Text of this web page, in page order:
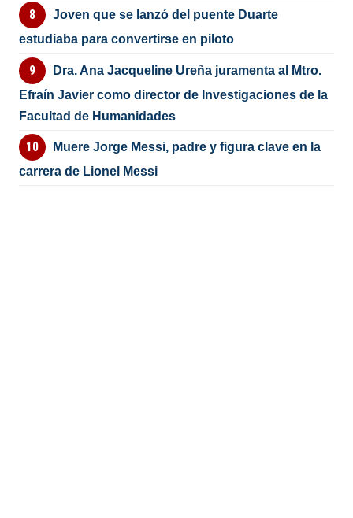
Joven que se lanzó del puente Duarte
estudiaba para convertirse en piloto
Dra. Ana Jacqueline Ureña juramenta al Mtro.
Efraín Javier como director de Investigaciones de la
Facultad de Humanidades
Muere Jorge Messi, padre y figura clave en la
carrera de Lionel Messi